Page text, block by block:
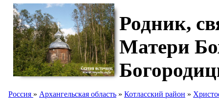
Родник,
Матери
Россия » Архангельская область » Котласский район »